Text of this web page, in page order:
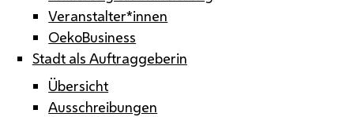
Veranstalter*innen
OekoBusiness
Stadt als Auftraggeberin
Übersicht
Ausschreibungen